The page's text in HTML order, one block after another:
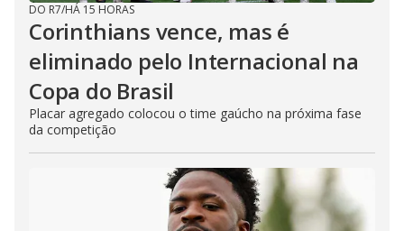
DO R7/HÁ 15 HORAS
Corinthians vence, mas é
eliminado pelo Internacional na
Copa do Brasil
Placar agregado colocou o time gaúcho na próxima fase
da competição